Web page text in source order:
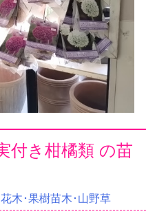
付き柑橘類 の苗
木･果樹苗木･山野草